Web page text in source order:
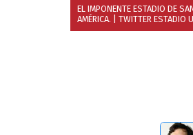
EL IMPONENTE ESTADIO DE
AMÉRICA. | TWITTER ESTADIO